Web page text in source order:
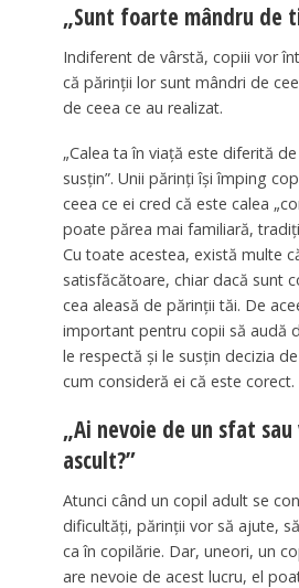
„Sunt foarte mândru de
Indiferent de vârstă, copiii vor
că părinții lor sunt mândri de
de ceea ce au realizat.
„Calea ta în viață este diferită
susțin”. Unii părinți își împing
ceea ce ei cred că este calea
poate părea mai familiară,
Cu toate acestea, există multe
satisfăcătoare, chiar dacă sunt
cea aleasă de părinții tăi. De
important pentru copii să audă
le respectă și le susțin decizia
cum consideră ei că este corect.
„Ai nevoie de un sfat
ascult?”
Atunci când un copil adult se
dificultăți, părinții vor să ajute,
ca în copilărie. Dar, uneori, un
are nevoie de acest lucru, el